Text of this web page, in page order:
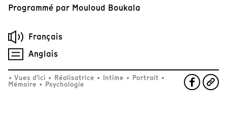
Programmé par Mouloud Boukala
Français
Anglais
• Vues d'ici • Réalisatrice • Intime • Portrait •
Mémoire • Psychologie